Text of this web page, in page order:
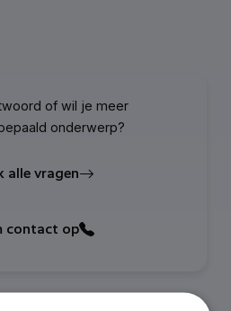
of wil je meer
onderwerp?
alle vragen
contact op